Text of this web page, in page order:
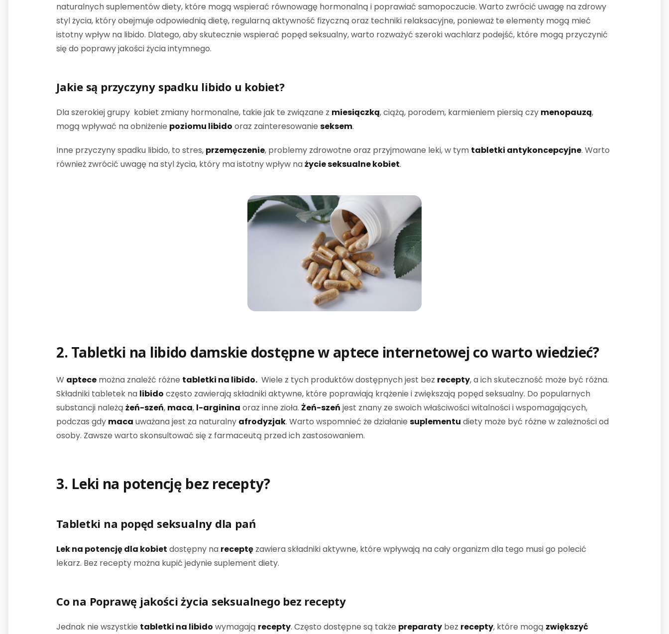
naturalnych suplementów diety, które mogą wspierać równowagę hormonalną i poprawiać samopoczucie. Warto zwrócić uwagę na zdrowy
styl życia, który obejmuje odpowiednią dietę, regularną aktywność fizyczną oraz techniki relaksacyjne, ponieważ te elementy mogą mieć
istotny wpływ na libido. Dlatego, aby skutecznie wspierać popęd seksualny, warto rozważyć szeroki wachlarz podejść, które mogą przyczynić
się do poprawy jakości życia intymnego.
Jakie są przyczyny spadku libido u kobiet?
Dla szerokiej grupy kobiet zmiany hormonalne, takie jak te związane z miesiączką, ciążą, porodem, karmieniem piersią czy menopauzą,
mogą wpływać na obniżenie poziomu libido oraz zainteresowanie seksem.
Inne przyczyny spadku libido, to stres, przemęczenie, problemy zdrowotne oraz przyjmowane leki, w tym tabletki antykoncepcyjne. Warto
również zwrócić uwagę na styl życia, który ma istotny wpływ nażycie seksualne kobiet.
2. Tabletki na libido damskie dostępne w aptece internetowej co warto wiedzieć?
W aptece można znaleźć różne tabletki na libido. Wiele z tych produktów dostępnych jest bez recepty, a ich skuteczność może być różna.
Składniki tabletek na libido często zawierają składniki aktywne, które poprawiają krążenie i zwiększają popęd seksualny. Do popularnych
substancji należą żeń-szeń, maca, l-arginina oraz inne zioła. Żeń-szeń jest znany ze swoich właściwości witalności i wspomagających,
podczas gdy maca uważana jest za naturalny afrodyzjak. Warto wspomnieć że działanie suplementu diety może być różne w zależności od
osoby. Zawsze warto skonsultować się z farmaceutą przed ich zastosowaniem.
3. Leki na potencję bez recepty?
Tabletki na popęd seksualny dla pań
Lek na potencję dla kobiet dostępny na receptę zawiera składniki aktywne, które wpływają na cały organizm dla tego musi go polecić
lekarz. Bez recepty można kupić jedynie suplement diety.
Co na Poprawę jakości życia seksualnego bez recepty
Jednak nie wszystkie tabletki na libido wymagają recepty. Często dostępne są także preparaty bez recepty, które mogą zwiększyć